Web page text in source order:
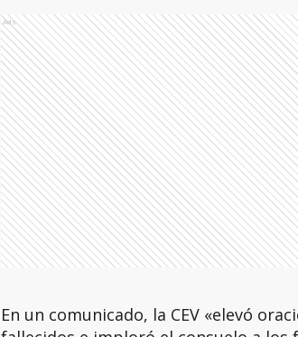
Ads
En un comunicado, la CEV «elevó